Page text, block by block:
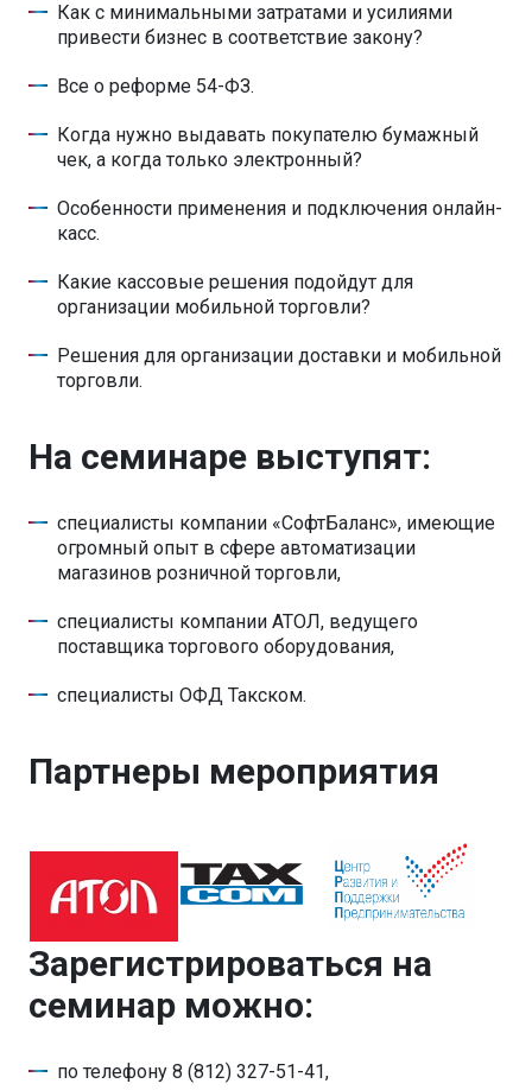
Как с минимальными затратами и усилиями
привести бизнес в соответствие закону?
Все о реформе 54-ФЗ.
Когда нужно выдавать покупателю бумажный
чек, а когда только электронный?
Особенности применения и подключения онлайн-
касс.
Какие кассовые решения подойдут для
организации мобильной торговли?
Решения для организации доставки и мобильной
торговли.
На семинаре выступят:
специалисты компании «СофтБаланс», имеющие
огромный опыт в сфере автоматизации
магазинов розничной торговли,
специалисты компании АТОЛ, ведущего
поставщика торгового оборудования,
специалисты ОФД Такском.
Партнеры мероприятия
Зарегистрироваться на
семинар можно:
по телефону 8 (812) 327-51-41,